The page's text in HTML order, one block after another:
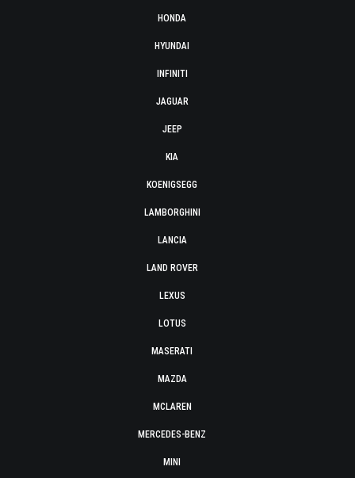
HONDA
HYUNDAI
INFINITI
JAGUAR
JEEP
KIA
KOENIGSEGG
LAMBORGHINI
LANCIA
LAND ROVER
LEXUS
LOTUS
MASERATI
MAZDA
MCLAREN
MERCEDES-BENZ
MINI